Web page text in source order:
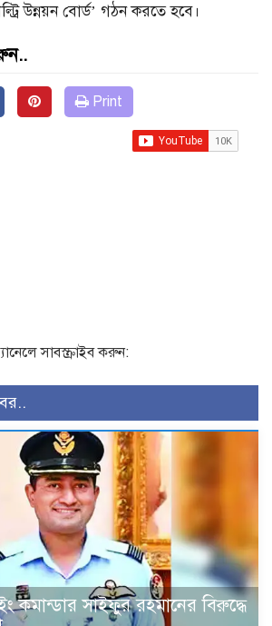
উন্নয়ন বোর্ড’ গঠন করতে হবে।
Print
সাবস্ক্রাইব করুন:
কমান্ডার সাইফুর রহমানের বিরুদ্ধে